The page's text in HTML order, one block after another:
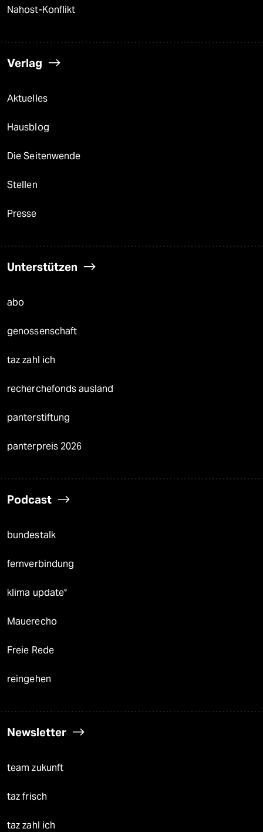
Nahost-Konflikt
Verlag
Aktuelles
Hausblog
Die Seitenwende
Stellen
Presse
Unterstützen
abo
genossenschaft
taz zahl ich
recherchefonds ausland
panterstiftung
panterpreis 2026
Podcast
bundestalk
fernverbindung
klima update°
Mauerecho
Freie Rede
reingehen
Newsletter
team zukunft
taz frisch
taz zahl ich